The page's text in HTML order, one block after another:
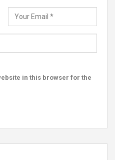
in this browser for the